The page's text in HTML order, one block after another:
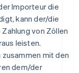
Importeur die
kann der/die
von Zöllen
leisten.
mit den
dem/der